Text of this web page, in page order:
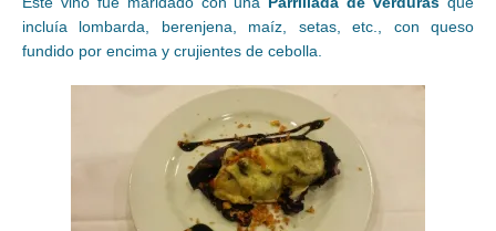
incluía lombarda, berenjena, maíz, setas, etc., con queso
fundido por encima y crujientes de cebolla.